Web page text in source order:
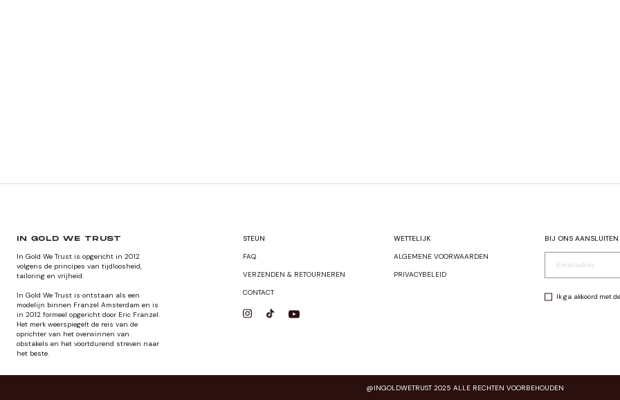
IN GOLD WE TRUST
In Gold We Trust is opgericht in 2012
volgens de principes van tijdloosheid,
tailoring en vrijheid.
In Gold We Trust is ontstaan als een
modelijn binnen Franzel Amsterdam en is
in 2012 formeel opgericht door Eric Franzel.
Het merk weerspiegelt de reis van de
oprichter van het overwinnen van
obstakels en het voortdurend streven naar
het beste.
STEUN
FAQ
VERZENDEN & RETOURNEREN
CONTACT
WETTELIJK
ALGEMENE VOORWAARDEN
PRIVACYBELEID
BIJ ONS AANSLUITEN
Ik ga akkoord met
@INGOLDWETRUST 2025 ALLE RECHTEN VOORBEHOUDEN